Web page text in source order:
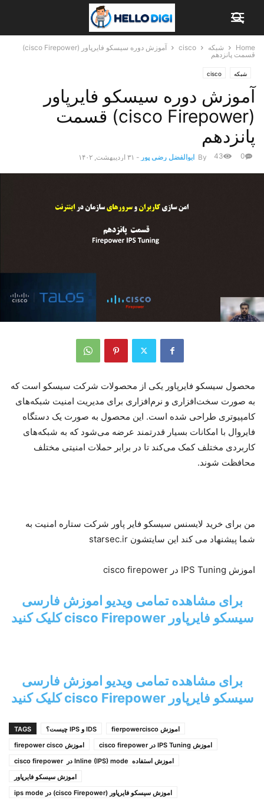
Home شبکه cisco
آموزش دوره سیسکو فایرپاور (cisco Firepower)
قسمت پانزدهم
شبکه cisco
آموزش دوره سیسکو فایرپاور
(cisco Firepower) قسمت
پانزدهم
By ابوالفضل رضی پور - ۳۱ اردیبهشت, ۱۴۰۲ 0
43
محصول سیسکو فایرپاور یکی از محصولات شرکت سیسکو است که
به صورت سخت‌افزاری و نرم‌افزاری برای مدیریت امنیت شبکه‌های
کامپیوتری طراحی شده است. این محصول به صورت یک دستگاه
فایروال با امکانات بسیار قدرتمند عرضه می‌شود که به شبکه‌های
کاربردی مختلف کمک می‌کند تا در برابر حملات امنیتی مختلف
محافظت شوند.
من برای خرید لایسنس سیسکو فایر پاور شرکت ستاره امنیت به
شما پیشنهاد می کند این سایتشون starsec.ir
اموزش IPS Tuning در cisco firepower
برای مشاهده تمامی ویدیو اموزش فارسی
سیسکو فایرپاور cisco Firepower کلیک کنید
برای مشاهده تمامی ویدیو اموزش فارسی
سیسکو فایرپاور cisco Firepower کلیک کنید
TAGS IDS و IPS چیست؟
اموزش fierpowercisco
اموزش firepower cisco
اموزش IPS Tuning در cisco firepower
اموزش استفاده Inline (IPS) mode در cisco firepower
اموزش سیسکو فایرپاور
اموزش سیسکو فایرپاور (cisco Firepower) در ips mode